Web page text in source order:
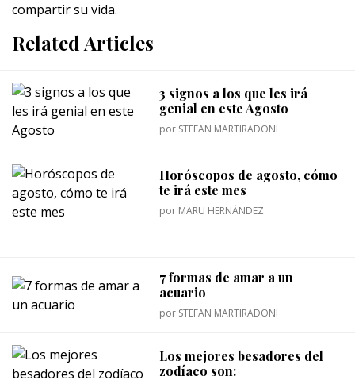
compartir su vida.
Related Articles
3 signos a los que les irá
genial en este Agosto
por STEFAN MARTIRADONI
Horóscopos de agosto, cómo
te irá este mes
por MARU HERNÁNDEZ
7 formas de amar a un
acuario
por STEFAN MARTIRADONI
Los mejores besadores del
zodíaco son: